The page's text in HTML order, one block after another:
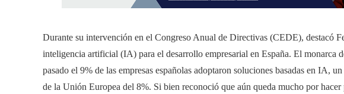
Durante su intervención en el Congreso Anual de Directivas (CEDE), destacó
inteligencia artificial (IA) para el desarrollo empresarial en España. El monarca
pasado el 9% de las empresas españolas adoptaron soluciones basadas en IA,
de la Unión Europea del 8%. Si bien reconoció que aún queda mucho por